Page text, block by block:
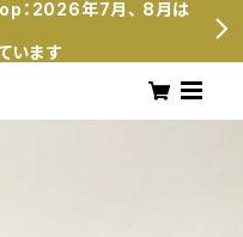
：2026年7月、 8月は
います